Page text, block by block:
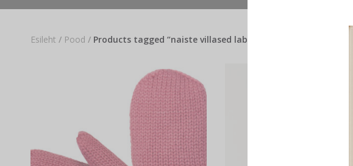
Esileht / Pood / Products tagged “naiste villased labakud”